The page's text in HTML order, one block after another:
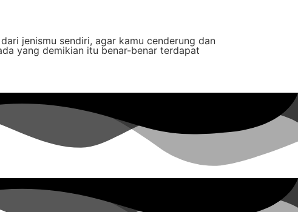
jenismu sendiri, agar kamu cenderung dan
yang demikian itu benar-benar terdapat